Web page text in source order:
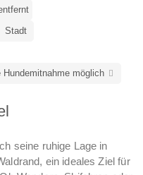
Stadt
Hundemitnahme möglich
seine ruhige Lage in
ein ideales Ziel für